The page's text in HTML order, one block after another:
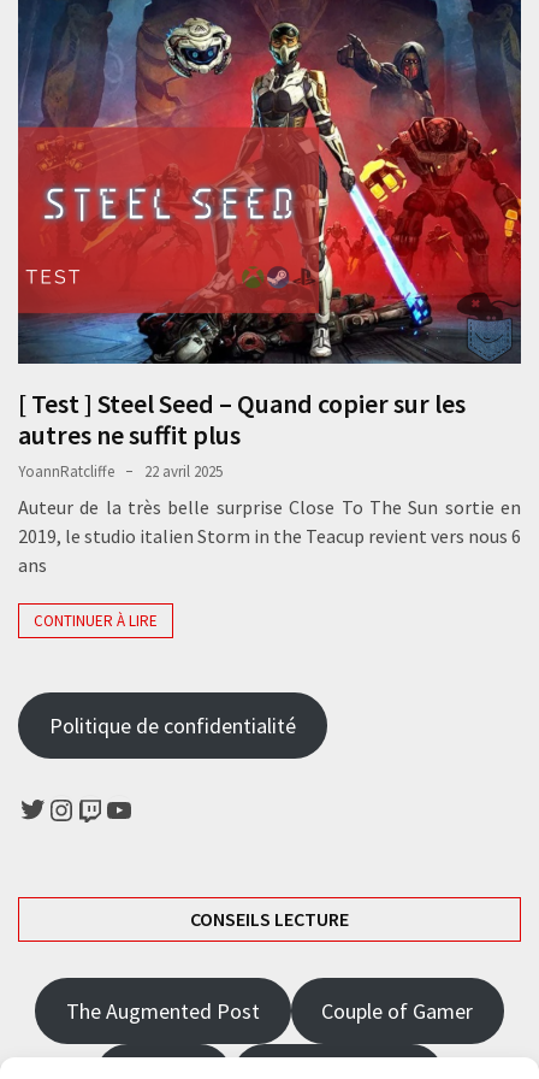
[ Test ] Steel Seed – Quand copier sur les
autres ne suffit plus
YoannRatcliffe 22 avril 2025
Auteur de la très belle surprise Close To The Sun sortie en
2019, le studio italien Storm in the Teacup revient vers nous 6
ans
CONTINUER À LIRE
Politique de confidentialité
Twitter
Instagram
TwitchYouTube
CONSEILS LECTURE
The Augmented Post Couple of Gamer